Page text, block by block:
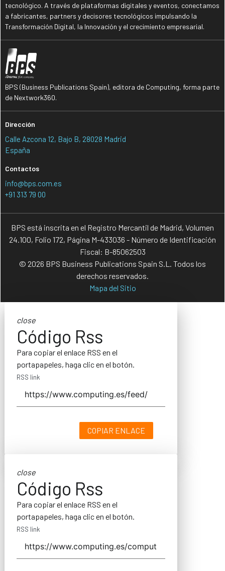
tecnológico. A través de plataformas digitales y eventos, conectamos
a fabricantes, partners y decisores tecnológicos impulsando la
Transformación Digital, la Innovación y el crecimiento empresarial.
BPS (Business Publications Spain), editora de Computing, forma parte
de Nextwork360.
Dirección
Calle Azcona 12, Bajo B, 28028 Madrid
España
Contactos
info@bps.com.es
+91 313 79 00
BPS está inscrita en el Registro Mercantil de Madrid, Volumen
24.100, Folio 172, Página M-433036 - Número de Identificación
Fiscal: B-85062503
© 2026 BPS Business Publications Spain S.L. Todos los
derechos reservados.
Mapa del Sitio
close
Código Rss
Para copiar el enlace RSS en el
portapapeles, haga clic en el botón.
RSS link
COPIAR ENLACE
close
Código Rss
Para copiar el enlace RSS en el
portapapeles, haga clic en el botón.
RSS link